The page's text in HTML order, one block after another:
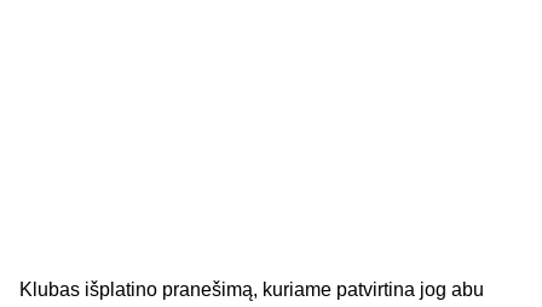
Klubas išplatino pranešimą, kuriame patvirtina jog abu